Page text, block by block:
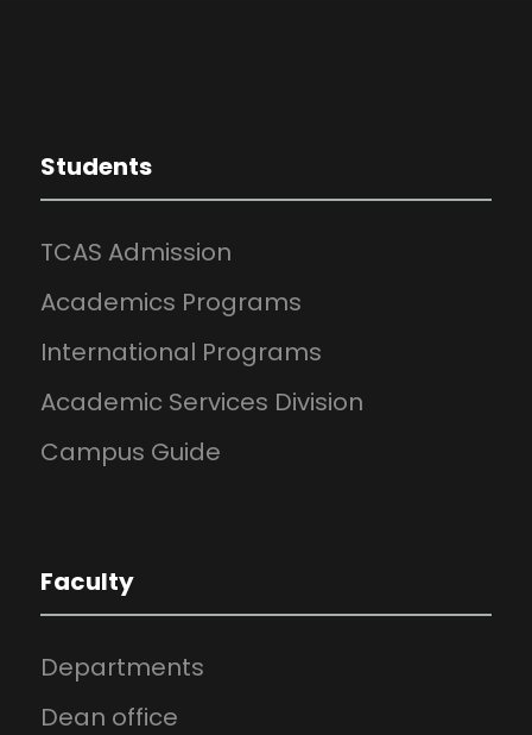
Students
TCAS Admission
Academics Programs
International Programs
Academic Services Division
Campus Guide
Faculty
Departments
Dean office